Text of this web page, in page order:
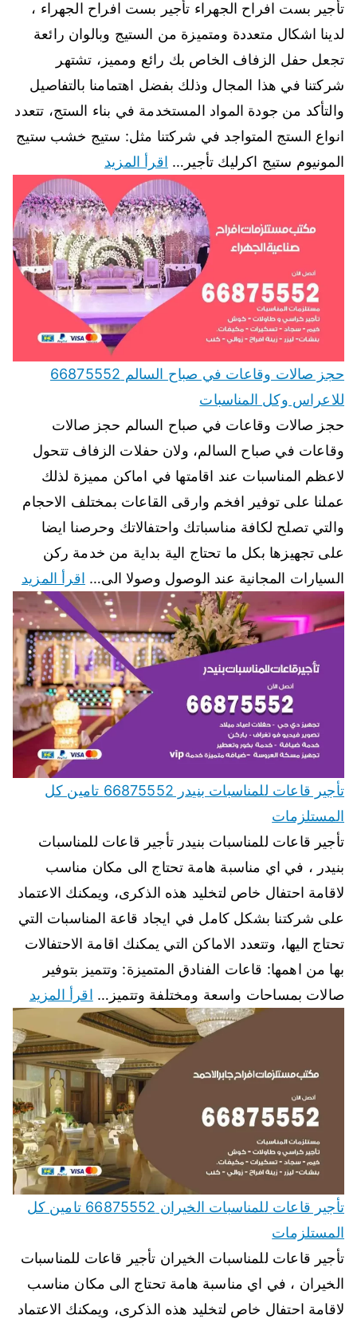
تأجير بست افراح الجهراء تأجير بست افراح الجهراء ،
لدينا اشكال متعددة ومتميزة من الستيج وبالوان رائعة
تجعل حفل الزفاف الخاص بك رائع ومميز، تشتهر
شركتنا في هذا المجال وذلك بفضل اهتمامنا بالتفاصيل
والتأكد من جودة المواد المستخدمة في بناء الستج، تتعدد
انواع الستج المتواجد في شركتنا مثل: ستيج خشب ستيج
المونيوم ستيج اكرليك تأجير… اقرأ المزيد
حجز صالات وقاعات في صباح السالم 66875552
للاعراس وكل المناسبات
حجز صالات وقاعات في صباح السالم حجز صالات
وقاعات في صباح السالم، ولان حفلات الزفاف تتحول
لاعظم المناسبات عند اقامتها في اماكن مميزة لذلك
عملنا على توفير افخم وارقى القاعات بمختلف الاحجام
والتي تصلح لكافة مناسباتك واحتفالاتك وحرصنا ايضا
على تجهيزها بكل ما تحتاج الية بداية من خدمة ركن
السيارات المجانية عند الوصول وصولا الى… اقرأ المزيد
تأجير قاعات للمناسبات بنيدر 66875552 تامين كل
المستلزمات
تأجير قاعات للمناسبات بنيدر تأجير قاعات للمناسبات
بنيدر ، في اي مناسبة هامة تحتاج الى مكان مناسب
لاقامة احتفال خاص لتخليد هذه الذكرى، ويمكنك الاعتماد
على شركتنا بشكل كامل في ايجاد قاعة المناسبات التي
تحتاج اليها، وتتعدد الاماكن التي يمكنك اقامة الاحتفالات
بها من اهمها: قاعات الفنادق المتميزة: وتتميز بتوفير
صالات بمساحات واسعة ومختلفة وتتميز… اقرأ المزيد
تأجير قاعات للمناسبات الخيران 66875552 تامين كل
المستلزمات
تأجير قاعات للمناسبات الخيران تأجير قاعات للمناسبات
الخيران ، في اي مناسبة هامة تحتاج الى مكان مناسب
لاقامة احتفال خاص لتخليد هذه الذكرى، ويمكنك الاعتماد